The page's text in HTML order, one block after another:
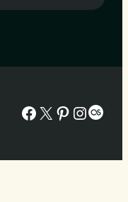
Facebook
X Pinterest